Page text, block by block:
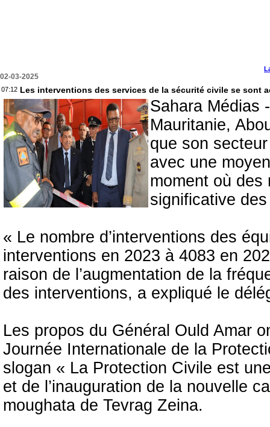
02-03-2025
07:12 Les interventions des services de la sécurité civile se sont
Sahara Médias
Mauritanie,
que son
avec une
moment où des
significative
« Le nombre d’interventions des
interventions en 2023 à 4083 en
raison de l’augmentation de la
des interventions, a expliqué le
Les propos du Général Ould Amar
Journée Internationale de la
slogan « La Protection Civile est
et de l’inauguration de la nouvelle
moughata de Tevrag Zeina.